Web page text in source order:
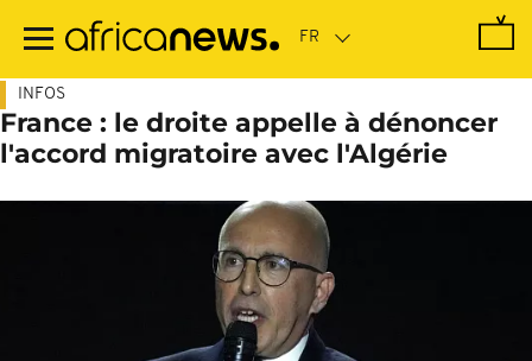
contenu
INFOS
France : le droite appelle à dénoncer
l'accord migratoire avec l'Algérie